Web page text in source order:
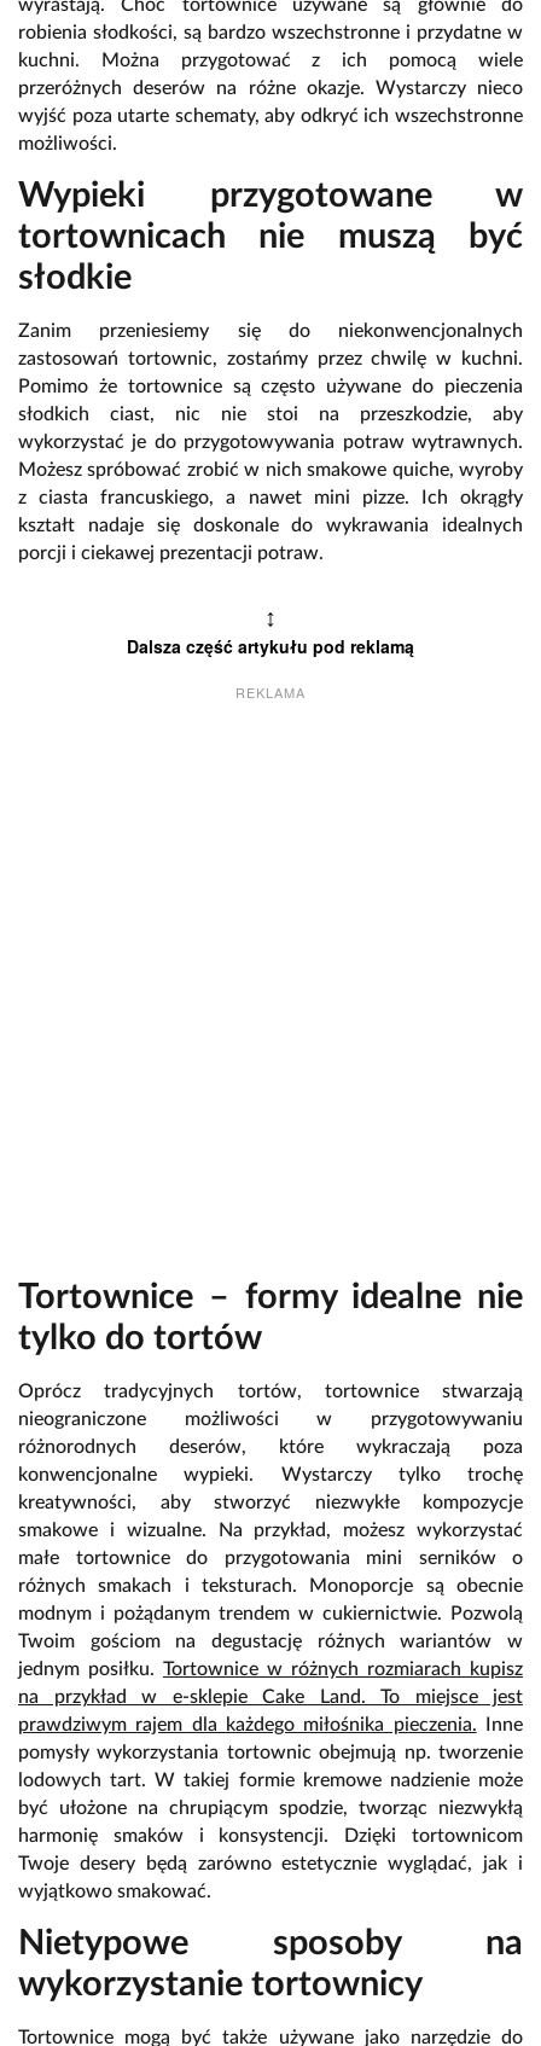
wyrastają. Choć tortownice używane są głównie do
robienia słodkości, są bardzo wszechstronne i przydatne w
kuchni. Można przygotować z ich pomocą wiele
przeróżnych deserów na różne okazje. Wystarczy nieco
wyjść poza utarte schematy, aby odkryć ich wszechstronne
możliwości.
Wypieki przygotowane w
tortownicach nie muszą być
słodkie
Zanim przeniesiemy się do niekonwencjonalnych
zastosowań tortownic, zostańmy przez chwilę w kuchni.
Pomimo że tortownice są często używane do pieczenia
słodkich ciast, nic nie stoi na przeszkodzie, aby
wykorzystać je do przygotowywania potraw wytrawnych.
Możesz spróbować zrobić w nich smakowe quiche, wyroby
z ciasta francuskiego, a nawet mini pizze. Ich okrągły
kształt nadaje się doskonale do wykrawania idealnych
porcji i ciekawej prezentacji potraw.
↕
Dalsza część artykułu pod reklamą
REKLAMA
Tortownice – formy idealne nie
tylko do tortów
Oprócz tradycyjnych tortów, tortownice stwarzają
nieograniczone możliwości w przygotowywaniu
różnorodnych deserów, które wykraczają poza
konwencjonalne wypieki. Wystarczy tylko trochę
kreatywności, aby stworzyć niezwykłe kompozycje
smakowe i wizualne. Na przykład, możesz wykorzystać
małe tortownice do przygotowania mini serników o
różnych smakach i teksturach. Monoporcje są obecnie
modnym i pożądanym trendem w cukiernictwie. Pozwolą
Twoim gościom na degustację różnych wariantów w
jednym posiłku. Tortownice w różnych rozmiarach kupisz
na przykład w e-sklepie Cake Land. To miejsce jest
prawdziwym rajem dla każdego miłośnika pieczenia. Inne
pomysły wykorzystania tortownic obejmują np. tworzenie
lodowych tart. W takiej formie kremowe nadzienie może
być ułożone na chrupiącym spodzie, tworząc niezwykłą
harmonię smaków i konsystencji. Dzięki tortownicom
Twoje desery będą zarówno estetycznie wyglądać, jak i
wyjątkowo smakować.
Nietypowe sposoby na
wykorzystanie tortownicy
Tortownice mogą być także używane jako narzędzie do